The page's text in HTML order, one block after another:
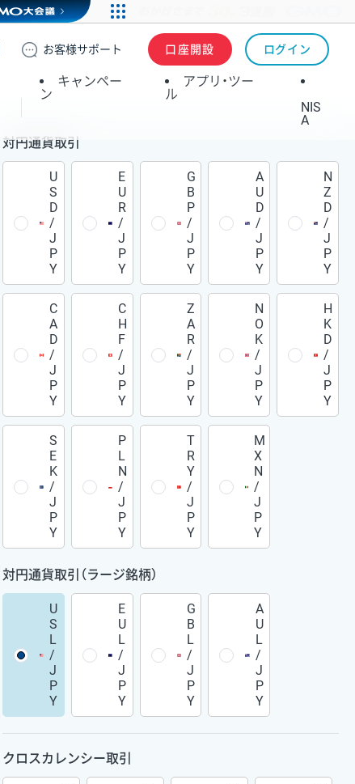
お客様サポート 口座開設 ログイン
キャンペー
ン
アプリ・ツー
ル
NIS
A
対円通貨取引
U
S
D
/
J
P
Y
E
U
R
/
J
P
Y
G
B
P
/
J
P
Y
A
U
D
/
J
P
Y
N
Z
D
/
J
P
Y
C
A
D
/
J
P
Y
C
H
F
/
J
P
Y
Z
A
R
/
J
P
Y
N
O
K
/
J
P
Y
H
K
D
/
J
P
Y
S
E
K
/
J
P
Y
P
L
N
/
J
P
Y
T
R
Y
/
J
P
Y
M
X
N
/
J
P
Y
対円通貨取引（ラージ銘柄）
U
S
L
/
J
P
Y
E
U
L
/
J
P
Y
G
B
L
/
J
P
Y
A
U
L
/
J
P
Y
クロスカレンシー取引